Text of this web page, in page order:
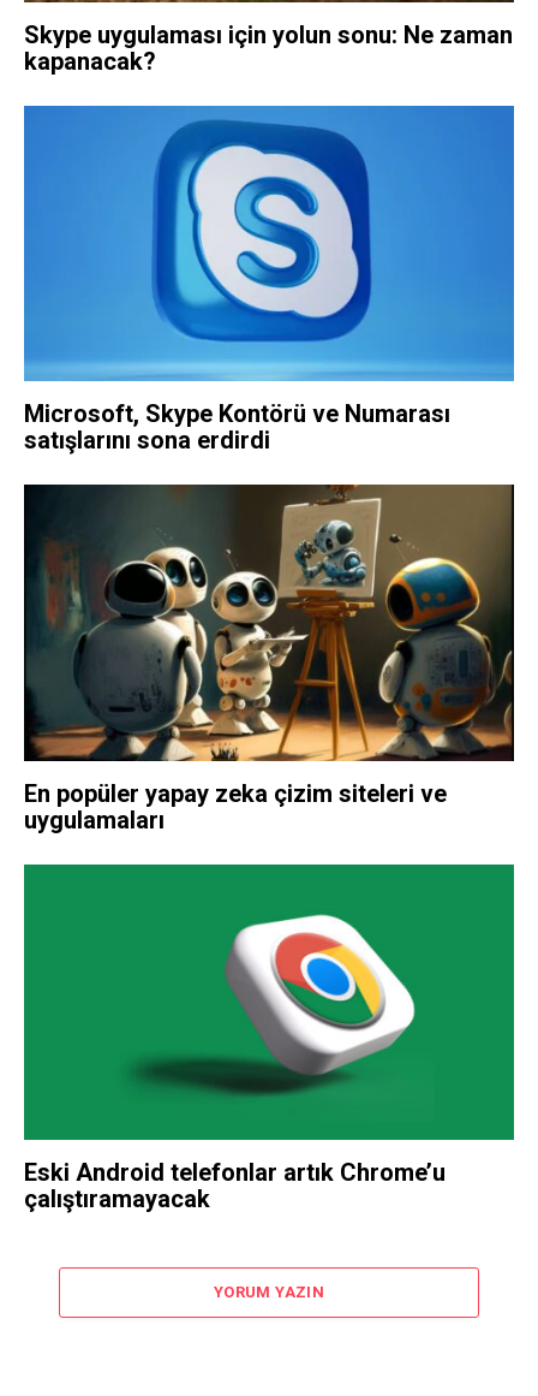
Skype uygulaması için yolun sonu: Ne zaman
kapanacak?
Microsoft, Skype Kontörü ve Numarası
satışlarını sona erdirdi
En popüler yapay zeka çizim siteleri ve
uygulamaları
Eski Android telefonlar artık Chrome’u
çalıştıramayacak
YORUM YAZIN